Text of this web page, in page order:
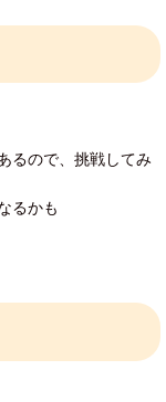
るので、挑戦してみ
るかも